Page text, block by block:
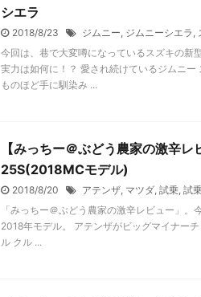
シエラ
2018/8/23 ジムニー, ジムニーシエラ ,
今回は、巷で大変噂になっているスズキの新
実力は如何に！？ 愛され続けているジムニ
ものほど手に馴染み ...
【みっちー＠ぶどう農家の激辛
25S(2018MCモデル)
2018/8/20 アテンザ, マツダ, 試乗, 試
「みっちー＠ぶどう農家の激辛レビュー」
2018年モデル。 アテンザがビッグマイナー
ル クル ...